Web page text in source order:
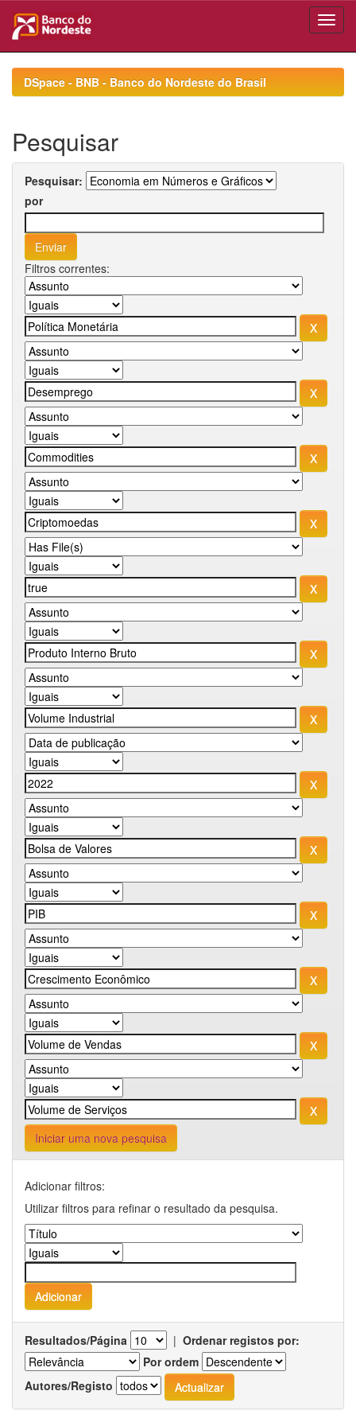
navigationDSpace - BNB - Banco do Nordeste do Brasil
Pesquisar
Pesquisar:
por
Filtros correntes:
Iniciar uma nova pesquisa
Adicionar filtros:
Utilizar filtros para refinar o resultado da pesquisa.
Resultados/Página | Ordenar registos por:
Por ordem
Autores/Registo